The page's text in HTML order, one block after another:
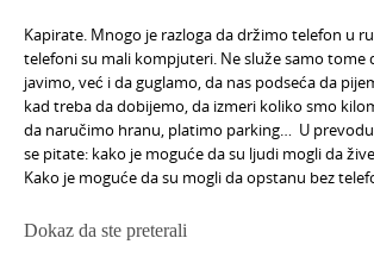
Kapirate. Mnogo je razloga da držimo telefon u
telefoni su mali kompjuteri. Ne služe samo tome
javimo, već i da guglamo, da nas podseća da
kad treba da dobijemo, da izmeri koliko smo
da naručimo hranu, platimo parking… U prevodu
se pitate: kako je moguće da su ljudi mogli da
Kako je moguće da su mogli da opstanu bez
Dokaz da ste preterali